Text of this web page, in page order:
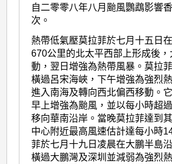
自二零零八年八月颱風鸚鵡影響
次。
熱帶低氣壓莫拉菲於七月十五日
670公里的北太平西部上形成後
動，翌日增強為熱帶風暴。莫拉
橫過呂宋海峽，下午增強為強烈
進入南海及轉向西北偏西移動。
早上增強為颱風，並以每小時超
移向華南沿岸。當晚莫拉菲達到
中心附近最高風速估計達每小時
菲於七月十九日凌晨在大鵬半島
橫過大鵬灣及深圳並減弱為強烈